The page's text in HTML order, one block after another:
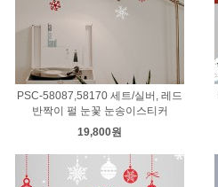
PSC-58087,58170 세트/실버, 레드
반짝이 펄 눈꽃 눈송이스티커
19,800원